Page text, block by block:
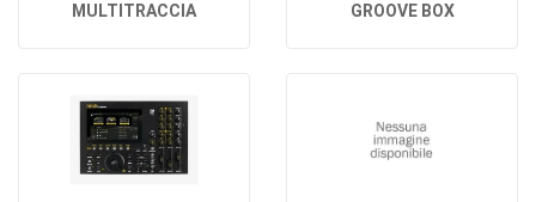
MULTITRACCIA
GROOVE BOX